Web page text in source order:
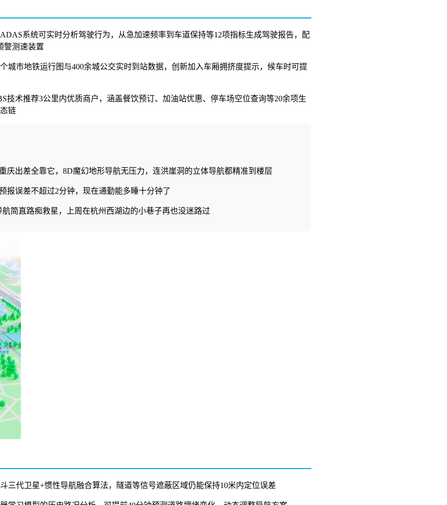
系统可实时分析驾驶行为，从急加速频率到车道保持等12项指标生成驾驶报告，配
警测速装置
城市地铁运行图与400余城公交实时到站数据，创新加入车厢拥挤度提示，候车时可提
技术推荐3公里内优质商户，涵盖餐饮预订、加油站优惠、停车场空位查询等20余项生
链
庆出差全靠它，8D魔幻地形导航无压力，连洪崖洞的立体导航都精准到楼层
报误差不超过2分钟，现在通勤能多睡十分钟了
航简直路痴救星，上周在杭州西湖边的小巷子再也没迷路过
三代卫星+惯性导航融合算法，隧道等信号遮蔽区域仍能保持10米内定位误差